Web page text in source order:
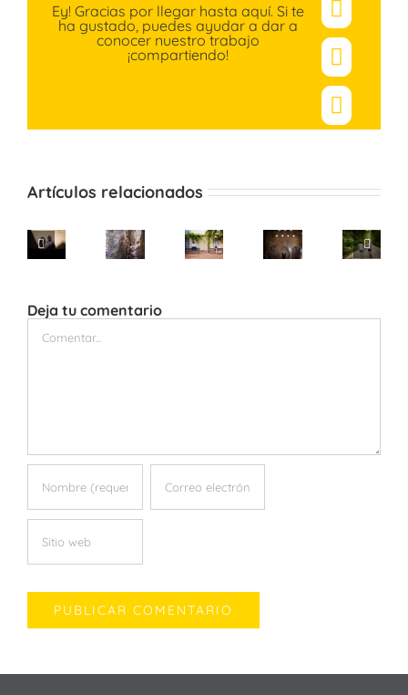
Ey! Gracias por llegar hasta aquí. Si te
ha gustado, puedes ayudar a dar a
conocer nuestro trabajo
¡compartiendo!
X
Correo
Artículos relacionados
Preboda
el
Albaicín
Cristina&Nacho
Granada:
Cristina
la
preboda
Preboda
Albaicín:
Granada
–
Deja tu comentario
Comentar